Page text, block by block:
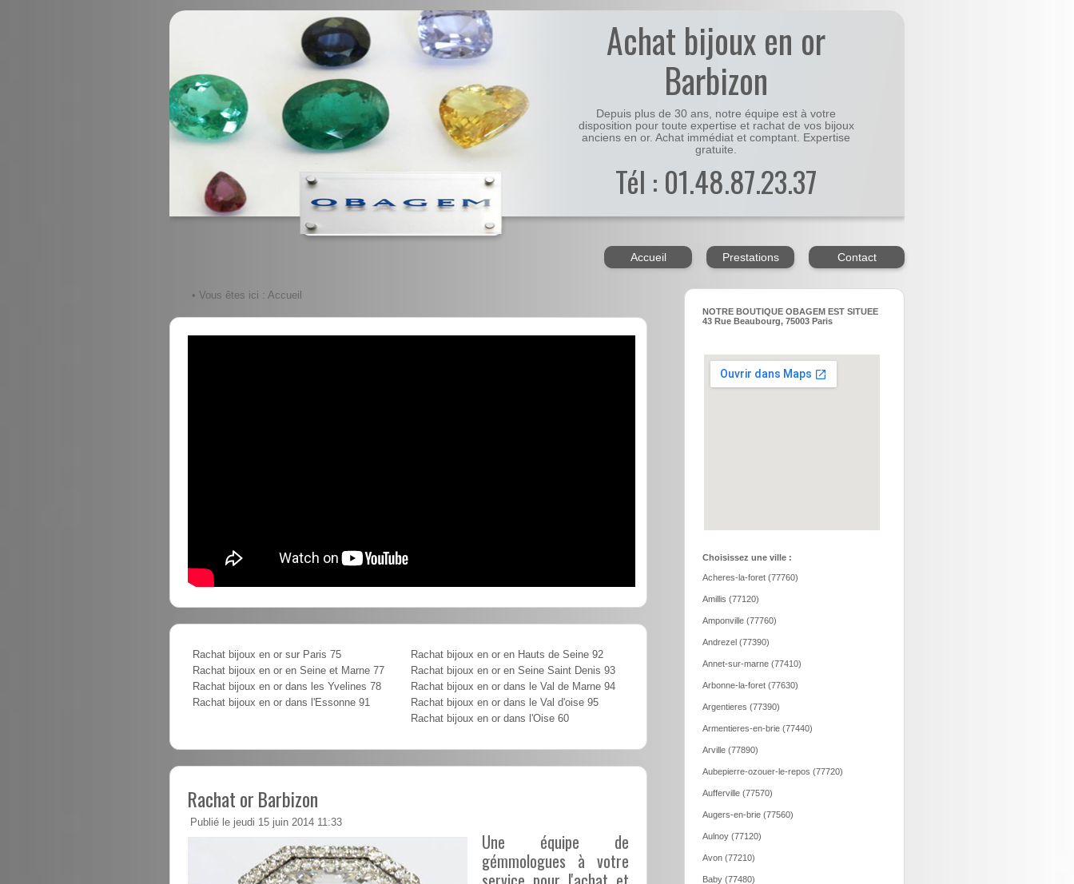
Achat bijoux en or
Barbizon
Depuis plus de 30 ans, notre équipe est à votre
disposition pour toute expertise et rachat de vos bijoux
anciens en or. Achat immédiat et comptant. Expertise
gratuite.
Tél : 01.48.87.23.37
Accueil Prestations Contact
• Vous êtes ici : Accueil
Rachat bijoux en or sur Paris 75
Rachat bijoux en or en Seine et Marne 77
Rachat bijoux en or dans les Yvelines 78
Rachat bijoux en or dans l'Essonne 91
Rachat bijoux en or en Hauts de Seine 92
Rachat bijoux en or en Seine Saint Denis 93
Rachat bijoux en or dans le Val de Marne 94
Rachat bijoux en or dans le Val d'oise 95
Rachat bijoux en or dans l'Oise 60
Rachat or Barbizon
Publié le jeudi 15 juin 2014 11:33
Une équipe de
gémmologues à votre
NOTRE BOUTIQUE OBAGEM EST SITUEE
43 Rue Beaubourg, 75003 Paris
Choisissez une ville :
Acheres-la-foret (77760)
Amillis (77120)
Amponville (77760)
Andrezel (77390)
Annet-sur-marne (77410)
Arbonne-la-foret (77630)
Argentieres (77390)
Armentieres-en-brie (77440)
Arville (77890)
Aubepierre-ozouer-le-repos (77720)
Aufferville (77570)
Augers-en-brie (77560)
Aulnoy (77120)
Avon (77210)
Baby (77480)